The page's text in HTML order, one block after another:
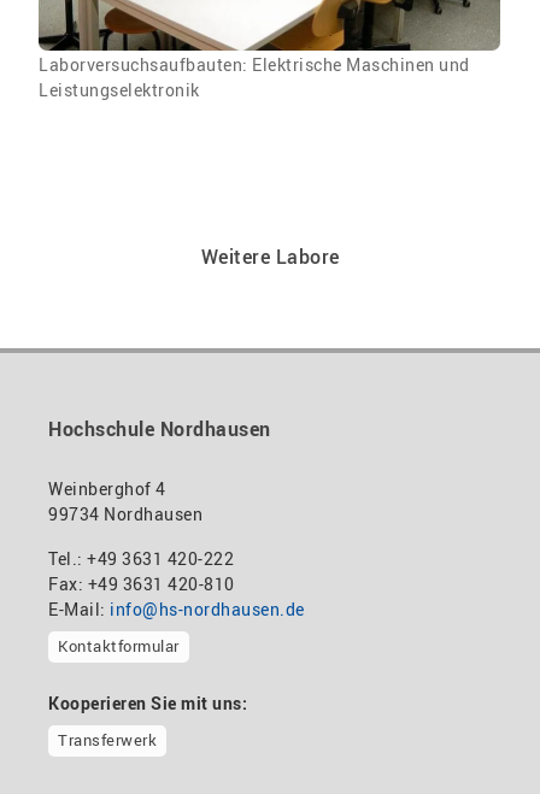
Laborversuchsaufbauten: Elektrische Maschinen und
Leistungselektronik
Weitere Labore
Hochschule Nordhausen
Weinberghof 4
99734 Nordhausen
Tel.: +49 3631 420-222
Fax: +49 3631 420-810
E-Mail: info@hs-nordhausen.de
Kontaktformular
Kooperieren Sie mit uns:
Transferwerk